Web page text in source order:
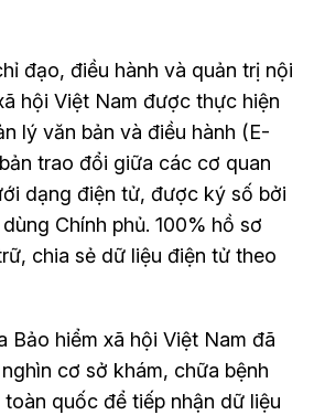
đạo, điều hành và quản trị nội
hội Việt Nam được thực hiện
lý văn bản và điều hành (E-
trao đổi giữa các cơ quan
dạng điện tử, được ký số bởi
Chính phủ. 100% hồ sơ
chia sẻ dữ liệu điện tử theo
Bảo hiểm xã hội Việt Nam đã
cơ sở khám, chữa bệnh
quốc để tiếp nhận dữ liệu